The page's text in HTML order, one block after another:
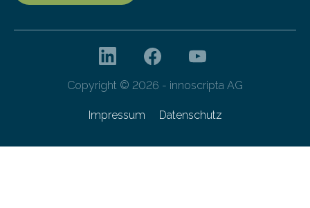
Copyright © 2026 - innoscripta AG
Impressum Datenschutz